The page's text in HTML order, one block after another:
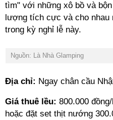
tìm" với những xô bồ và
lượng tích cực và cho nhau
trong kỳ nghỉ lễ này.
Nguồn: Là Nhà Glamping
Địa chỉ: Ngay chân cầu
Giá thuê lều: 800.000
hoặc đặt set thịt nướng